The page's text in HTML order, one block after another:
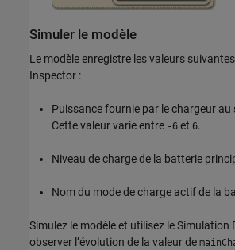
Simuler le modèle
Le modèle enregistre les valeurs
Inspector :
Puissance fournie par le chargeur au
Cette valeur varie entre -6 et 6.
Niveau de charge de la batterie
Nom du mode de charge actif de la
Simulez le modèle et utilisez le
observer l’évolution de la valeur de